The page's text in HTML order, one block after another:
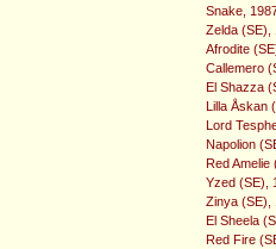
Snake,
Zelda (SE),
Afrodite
Callemero
El Shazza
Lilla Åskan
Lord
Napolion
Red Amelie
Yzed (SE),
Zinya (SE),
El Sheela
Red Fire